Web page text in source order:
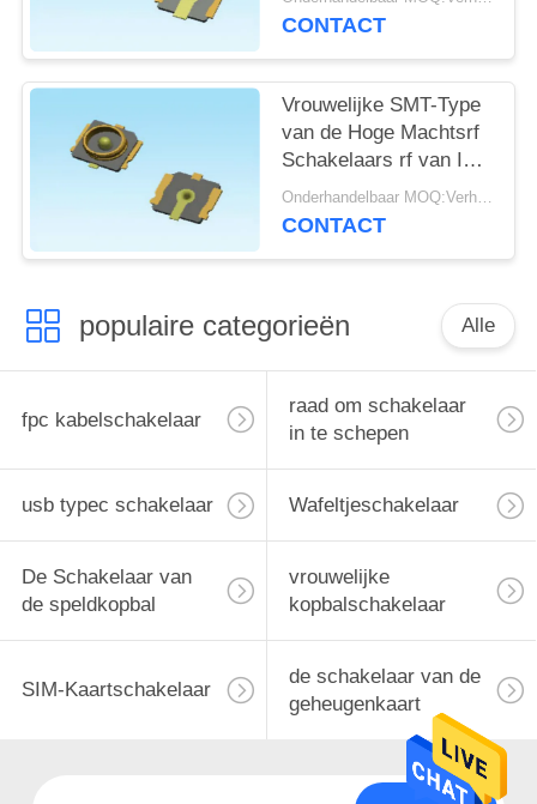
Toepasselijke
CONTACT
Vrouwelijke SMT-Type
van de Hoge Machtsrf
Schakelaars rf van IPX
de Beëindigingslading
voor WiFi-Routers
Onderhandelbaar MOQ:Verhandelbaar
CONTACT
populaire categorieën Alle
fpc kabelschakelaar
raad om schakelaar
in te schepen
usb typec schakelaar Wafeltjeschakelaar
De Schakelaar van
de speldkopbal
vrouwelijke
kopbalschakelaar
SIM-Kaartschakelaar
de schakelaar van de
geheugenkaart